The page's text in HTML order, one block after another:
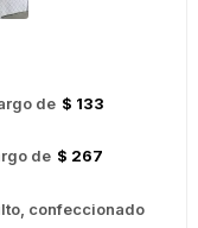
de $ 133
de $ 267
confeccionado